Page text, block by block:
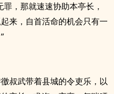
，那就速速协助本亭长，
来，自首活命的机会只有一
叔武带着县城的令吏乐，以